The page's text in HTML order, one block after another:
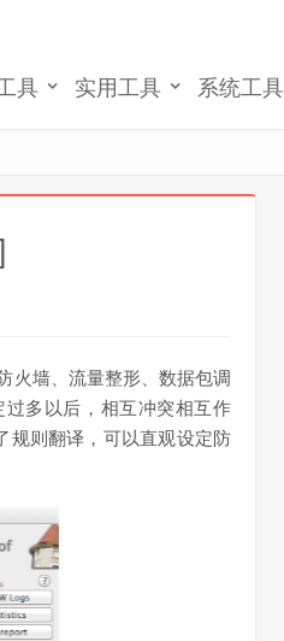
具 实用工具 系统工具
火墙、流量整形、数据包调
多以后，相互冲突相互作
规则翻译，可以直观设定防
忘记密码 ?